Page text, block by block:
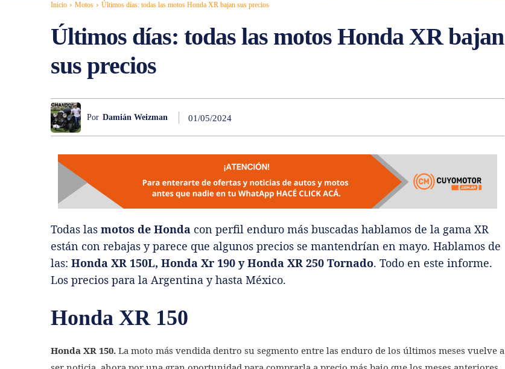
Inicio Motos Últimos días: todas las motos Honda XR bajan sus precios
Últimos días: todas las motos Honda XR bajan
sus precios
Por Damián Weizman 01/05/2024
Todas las motos de Honda con perfil enduro más buscadas hablamos de la gama XR
están con rebajas y parece que algunos precios se mantendrían en mayo. Hablamos de
las: Honda XR 150L, Honda Xr 190 y Honda XR 250 Tornado. Todo en este informe.
Los precios para la Argentina y hasta México.
Honda XR 150
Honda XR 150. La moto más vendida dentro su segmento entre las enduro de los últimos meses vuelve a